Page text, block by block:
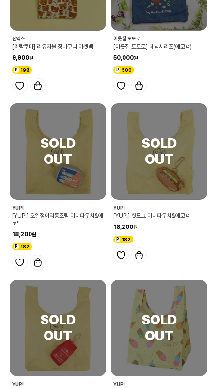
산엑스
[리락쿠마] 리유저블 장바구니 마켓백
9,900
198
이웃집 토토로
[이웃집 토토로] 데님시리즈(에코백)
50,000
500
YUP!
[YUP!] 오일정어리통조림 미니파우치&에
코백
18,200
182
YUP!
[YUP!] 핫도그 미니파우치&에코백
18,200
182
YUP! YUP!